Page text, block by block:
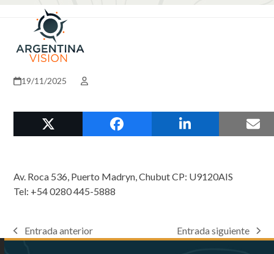
Open
mobile
menu
Close
mobile
menu
19/11/2025
Av. Roca 536, Puerto Madryn, Chubut CP: U9120AIS
Tel: +54 0280 445-5888
previous
Entrada anterior
next
Entrada siguiente